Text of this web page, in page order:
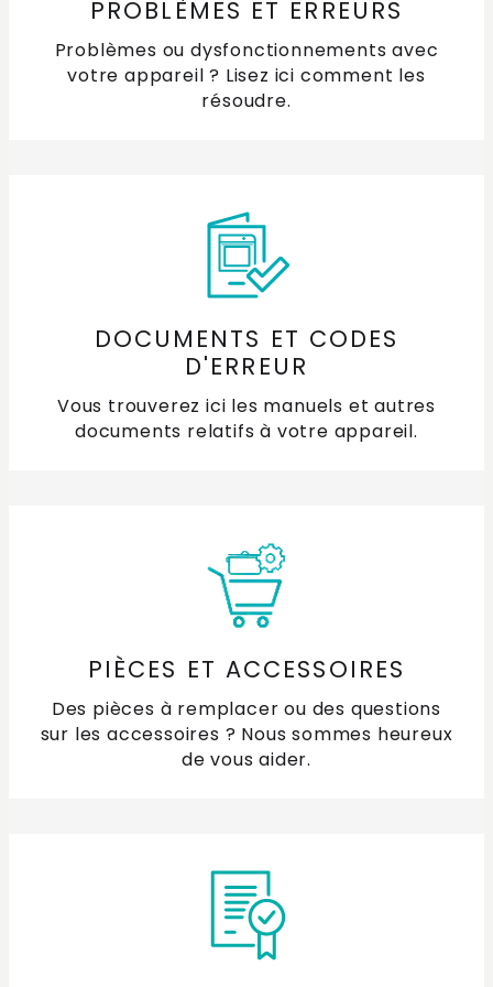
la hotte ?
Où puis-je trouver un manuel pour ma hotte de
cuisine ETNA ?
Quelle est la couleur de mon éclairage LED ?
Quels sont les types de filtres pour les hottes
Comment nettoyer l'acier inoxydable (RVS) ?
PROBLÈMES ET ERREURS
Problèmes ou dysfonctionnements avec
votre appareil ? Lisez ici comment les
résoudre.
DOCUMENTS ET CODES
D'ERREUR
Vous trouverez ici les manuels et autres
documents relatifs à votre appareil.
PIÈCES ET ACCESSOIRES
Des pièces à remplacer ou des questions
sur les accessoires ? Nous sommes heureux
de vous aider.